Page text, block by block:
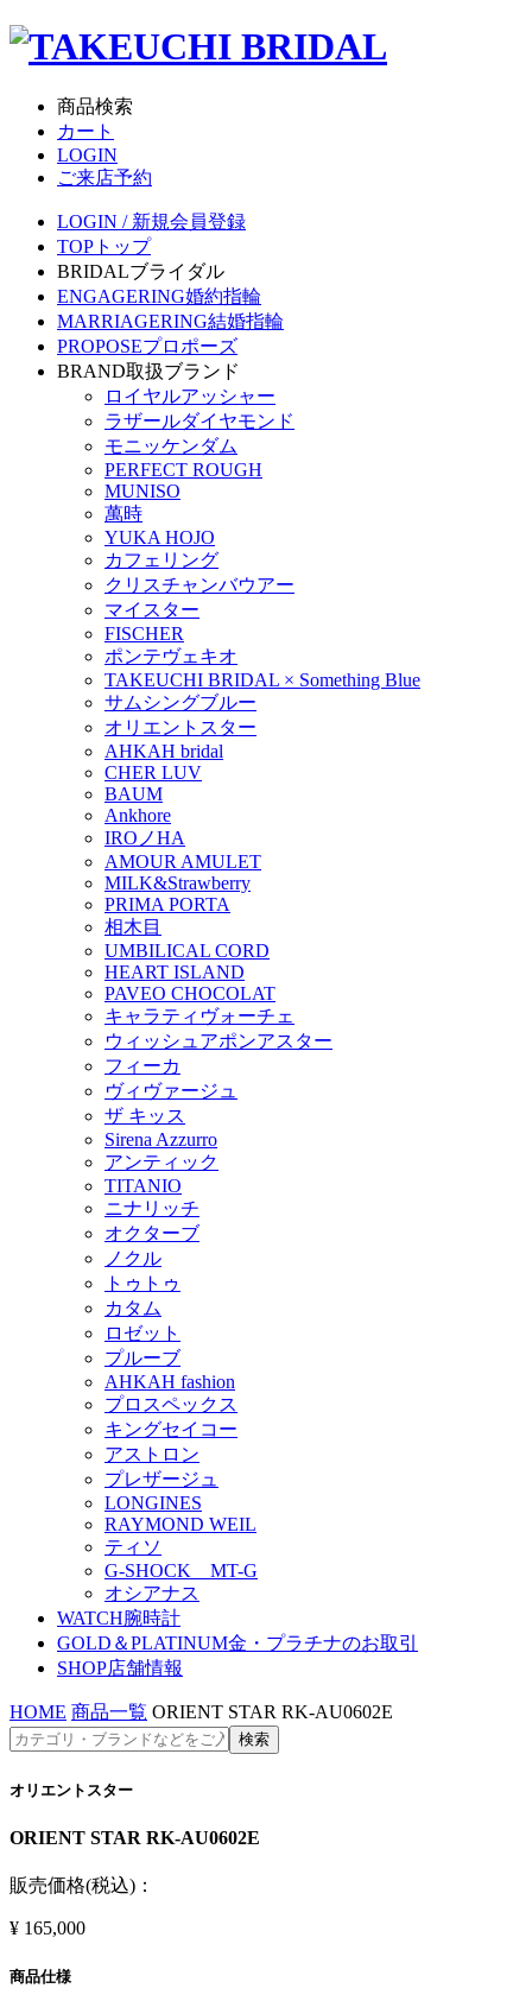
商品検索
カート
LOGIN
ご来店予約
LOGIN / 新規会員登録
TOP トップ
BRIDALブライダル
ENGAGERING婚約指輪
MARRIAGERING結婚指輪
PROPOSEプロポーズ
BRAND取扱ブランド
ロイヤルアッシャー
ラザールダイヤモンド
モニッケンダム
PERFECT ROUGH
MUNISO
萬時
YUKA HOJO
カフェリング
クリスチャンバウアー
マイスター
FISCHER
ポンテヴェキオ
TAKEUCHI BRIDAL × Something Blue
サムシングブルー
オリエントスター
AHKAH bridal
CHER LUV
BAUM
Ankhore
IROノHA
AMOUR AMULET
MILK&Strawberry
PRIMA PORTA
相木目
UMBILICAL CORD
HEART ISLAND
PAVEO CHOCOLAT
キャラティヴォーチェ
ウィッシュアポンアスター
フィーカ
ヴィヴァージュ
ザ キッス
Sirena Azzurro
アンティック
TITANIO
ニナリッチ
オクターブ
ノクル
トゥトゥ
カタム
ロゼット
プルーブ
AHKAH fashion
プロスペックス
キングセイコー
アストロン
プレザージュ
LONGINES
RAYMOND WEIL
ティソ
G-SHOCK MT-G
オシアナス
WATCH腕時計
GOLD＆PLATINUM金・プラチナのお取引
SHOP店舗情報
HOME 商品一覧 ORIENT STAR RK-AU0602E
オリエントスター
ORIENT STAR RK-AU0602E
販売価格(税込)：
¥ 165,000
商品仕様